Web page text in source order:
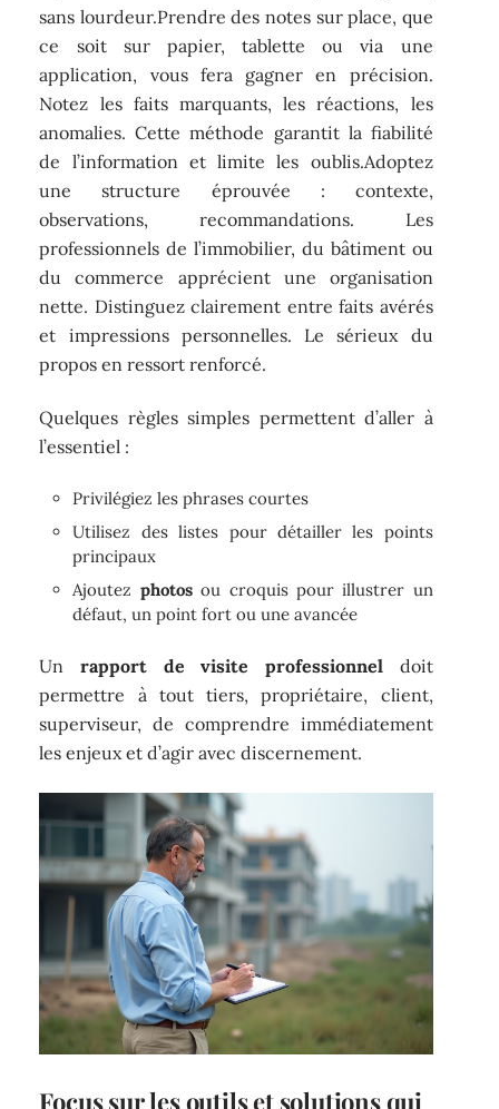
sans lourdeur.Prendre des notes sur place, que
ce soit sur papier, tablette ou via une
application, vous fera gagner en précision.
Notez les faits marquants, les réactions, les
anomalies. Cette méthode garantit la fiabilité
de l’information et limite les oublis.Adoptez
une structure éprouvée : contexte,
observations, recommandations. Les
professionnels de l’immobilier, du bâtiment ou
du commerce apprécient une organisation
nette. Distinguez clairement entre faits avérés
et impressions personnelles. Le sérieux du
propos en ressort renforcé.
Quelques règles simples permettent d’aller à
l’essentiel :
Privilégiez les phrases courtes
Utilisez des listes pour détailler les points
principaux
Ajoutez photosou croquis pour illustrer un
défaut, un point fort ou une avancée
Unrapport de visite professionneldoit
permettre à tout tiers, propriétaire, client,
superviseur, de comprendre immédiatement
les enjeux et d’agir avec discernement.
Focus sur les outils et solutions qui